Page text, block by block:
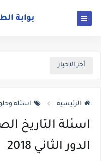
أخر الاخبار
الرئيسية اسئلة
اسئلة التاريخ
الدور الثاني 2018